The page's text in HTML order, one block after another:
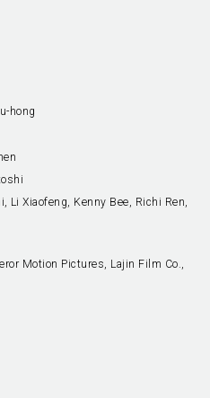
hong
Li Xiaofeng, Kenny Bee, Richi Ren,
Motion Pictures, Lajin Film Co.,